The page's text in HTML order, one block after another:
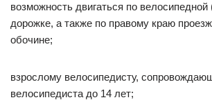
возможность двигаться по
дорожке, а также по правому краю
обочине;
взрослому велосипедисту,
велосипедиста до 14 лет;